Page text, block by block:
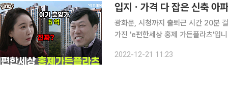
입지ㆍ가격 다 잡은 신축 아
광화문, 시청까지 출퇴근 시간 20분 걸리는 신축 아파
가진 'e편한세상 홍제 가든플라츠'입니다. 입주
2022-12-21 11:23